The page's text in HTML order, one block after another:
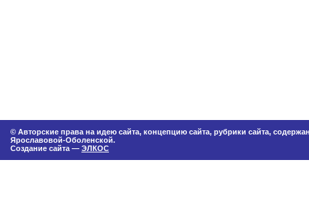
© Авторские права на идею сайта, концепцию сайта, рубрики сайта,
Ярославовой-Оболенской.
Создание сайта — ЭЛКОС